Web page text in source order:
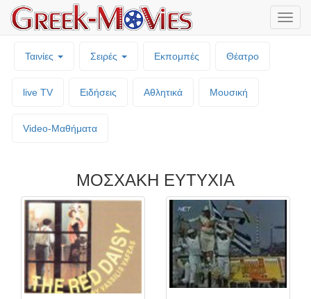
Ταινίες Σειρές Εκπομπές Θέατρο
live TV Ειδήσεις Αθλητικά Μουσική
Video-Mαθήματα
ΜΟΣΧΑΚΗ ΕΥΤΥΧΙΑ